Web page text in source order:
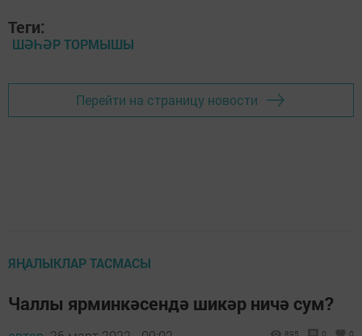
Теги:
ШӘҺӘР ТОРМЫШЫ
Перейти на страницу новости
ЯҢАЛЫКЛАР ТАСМАСЫ
Чаллы ярминкәсендә шикәр ничә сум?